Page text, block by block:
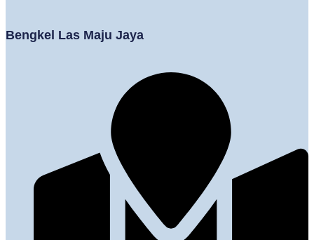
Bengkel Las Maju Jaya